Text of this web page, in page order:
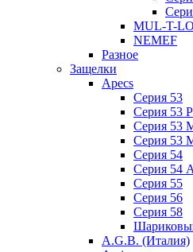
MUL-T-
NEMEF
Разное
Защелки
Apecs
Серия 53
Серия 53 P
Серия 53
Серия 53
Серия 54
Серия 54
Серия 55
Серия 56
Серия 58
A.G.B. (Италия)